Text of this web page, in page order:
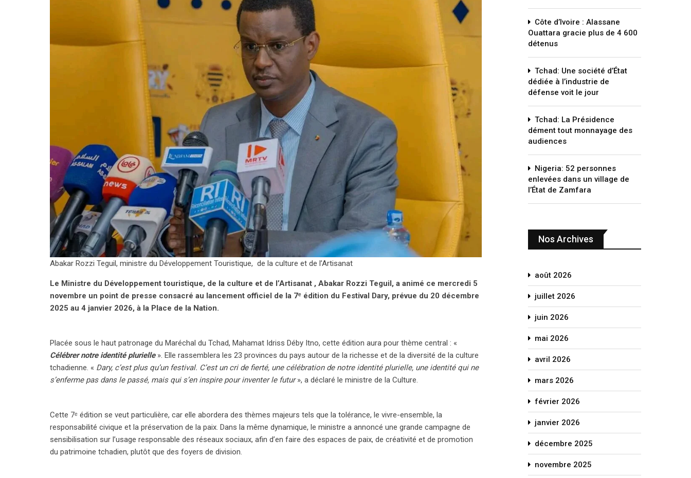
Abakar Rozzi Teguil, ministre du Développement Touristique, de la culture et de l’Artisanat
Le Ministre du Développement touristique, de la culture et de l’Artisanat , Abakar Rozzi Teguil, a animé ce mercredi 5
novembre un point de presse consacré au lancement officiel de la 7ᵉ édition du Festival Dary, prévue du 20 décembre
2025 au 4 janvier 2026, à la Place de la Nation.
Placée sous le haut patronage du Maréchal du Tchad, Mahamat Idriss Déby Itno, cette édition aura pour thème central : «
Célébrer notre identité plurielle». Elle rassemblera les 23 provinces du pays autour de la richesse et de la diversité de la culture
tchadienne. « Dary, c’est plus qu’un festival. C’est un cri de fierté, une célébration de notre identité plurielle, une identité qui ne
s’enferme pas dans le passé, mais qui s’en inspire pour inventer le futur», a déclaré le ministre de la Culture.
Cette 7ᵉ édition se veut particulière, car elle abordera des thèmes majeurs tels que la tolérance, le vivre-ensemble, la
responsabilité civique et la préservation de la paix. Dans la même dynamique, le ministre a annoncé une grande campagne de
sensibilisation sur l’usage responsable des réseaux sociaux, afin d’en faire des espaces de paix, de créativité et de promotion
du patrimoine tchadien, plutôt que des foyers de division.
Côte d’Ivoire : Alassane
Ouattara gracie plus de 4 600
détenus
Tchad: Une société d’État
dédiée à l’industrie de
défense voit le jour
Tchad: La Présidence
dément tout monnayage des
audiences
Nigeria: 52 personnes
enlevées dans un village de
l’État de Zamfara
Nos Archives
août 2026
juillet 2026
juin 2026
mai 2026
avril 2026
mars 2026
février 2026
janvier 2026
décembre 2025
novembre 2025